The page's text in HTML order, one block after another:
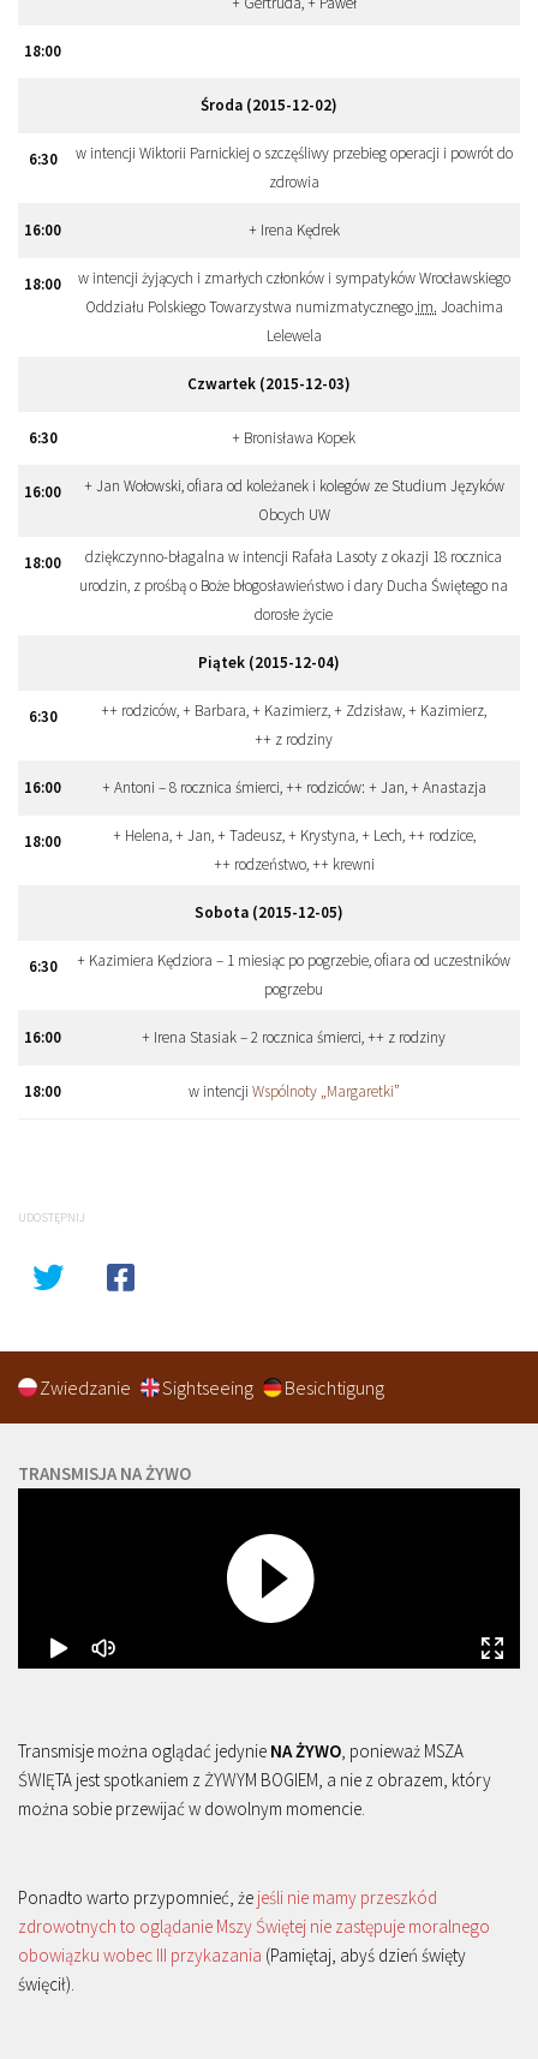
18:00
Środa (2015-12-02)
6:30
w intencji Wiktorii Parnickiej o szczęśliwy przebieg operacji i powrót do
zdrowia
16:00 + Irena Kędrek
18:00
w intencji żyjących i zmarłych członków i sympatyków Wrocławskiego
Oddziału Polskiego Towarzystwa numizmatycznego im. Joachima
Lelewela
Czwartek (2015-12-03)
6:30 + Bronisława Kopek
16:00
+ Jan Wołowski, ofiara od koleżanek i kolegów ze Studium Języków
Obcych UW
18:00
dziękczynno-błagalna w intencji Rafała Lasoty z okazji 18 rocznica
urodzin, z prośbą o Boże błogosławieństwo i dary Ducha Świętego na
dorosłe życie
Piątek (2015-12-04)
6:30
++ rodziców, + Barbara, + Kazimierz, + Zdzisław, + Kazimierz,
++ z rodziny
16:00 + Antoni – 8 rocznica śmierci, ++ rodziców: + Jan, + Anastazja
18:00
+ Helena, + Jan, + Tadeusz, + Krystyna, + Lech, ++ rodzice,
++ rodzeństwo, ++ krewni
Sobota (2015-12-05)
6:30
+ Kazimiera Kędziora – 1 miesiąc po pogrzebie, ofiara od uczestników
pogrzebu
16:00 + Irena Stasiak – 2 rocznica śmierci, ++ z rodziny
18:00 w intencji Wspólnoty „Margaretki”
UDOSTĘPNIJ
Zwiedzanie Sightseeing Besichtigung
TRANSMISJA NA ŻYWO
Transmisje można oglądać jedynie NA ŻYWO , ponieważ MSZA
ŚWIĘTA jest spotkaniem z ŻYWYM BOGIEM, a nie z obrazem, który
można sobie przewijać w dowolnym momencie.
Ponadto warto przypomnieć, że jeśli nie mamy przeszkód
zdrowotnych to oglądanie Mszy Świętej nie zastępuje moralnego
obowiązku wobec III przykazania (Pamiętaj, abyś dzień święty
święcił).